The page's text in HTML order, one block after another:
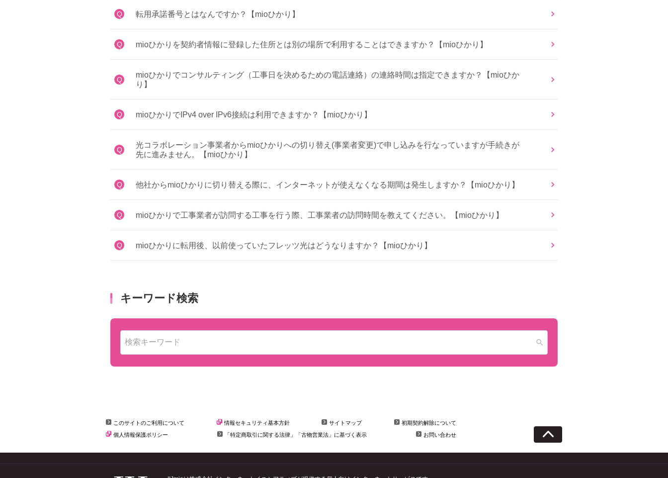
Q 転用承諾番号とはなんですか？【mioひかり】
Q mioひかりを契約者情報に登録した住所とは別の場所で利用することはできますか？【mioひかり】
Q
mioひかりでコンサルティング（工事日を決めるための電話連絡）の連絡時間は指定できますか？【mioひか
り】
Q mioひかりでIPv4 over IPv6接続は利用できますか？【mioひかり】
Q
光コラボレーション事業者からmioひかりへの切り替え(事業者変更)で申し込みを行なっていますが手続きが
先に進みません。【mioひかり】
Q 他社からmioひかりに切り替える際に、インターネットが使えなくなる期間は発生しますか？【mioひかり】
Q mioひかりで工事業者が訪問する工事を行う際、工事業者の訪問時間を教えてください。【mioひかり】
Q mioひかりに転用後、以前使っていたフレッツ光はどうなりますか？【mioひかり】
このサイトのご利用について 情報セキュリティ基本方針 サイトマップ
初期契約解除について
個人情報保護ポリシー
「特定商取引に関する法律」「古物営業法」に基づく表示 お問い合わせ